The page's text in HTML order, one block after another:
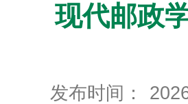
现代邮政
发布时间：